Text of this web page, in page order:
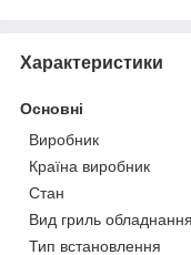
Характеристики
Основні
Виробник
Країна виробник
Стан
Вид гриль обладнання
Тип встановлення